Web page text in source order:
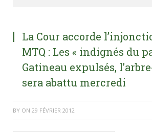
La Cour accorde
MTQ : Les « indignés du
Gatineau expulsés,
sera abattu mercredi
BY ON 29 FÉVRIER 2012